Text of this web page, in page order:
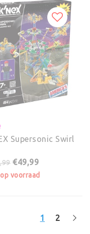
Supersonic Swirl
€49,99
voorraad
1 2